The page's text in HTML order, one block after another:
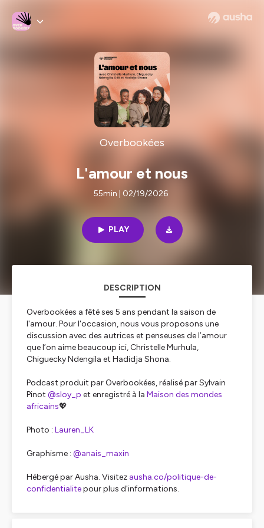
Overbookées
L'amour et nous
55min | 02/19/2026
PLAY
DESCRIPTION
Overbookées a fêté ses 5 ans pendant la saison de
l'amour. Pour l'occasion, nous vous proposons une
discussion avec des autrices et penseuses de l’amour
que l’on aime beaucoup ici, Christelle Murhula,
Chiguecky Ndengila et Hadidja Shona.
Podcast produit par Overbookées, réalisé par Sylvain
Pinot @sloy_p et enregistré à la Maison des mondes
africains💖
Photo : Lauren_LK
Graphisme : @anais_maxin
Hébergé par Ausha. Visitez ausha.co/politique-de-
confidentialitepour plus d'informations.